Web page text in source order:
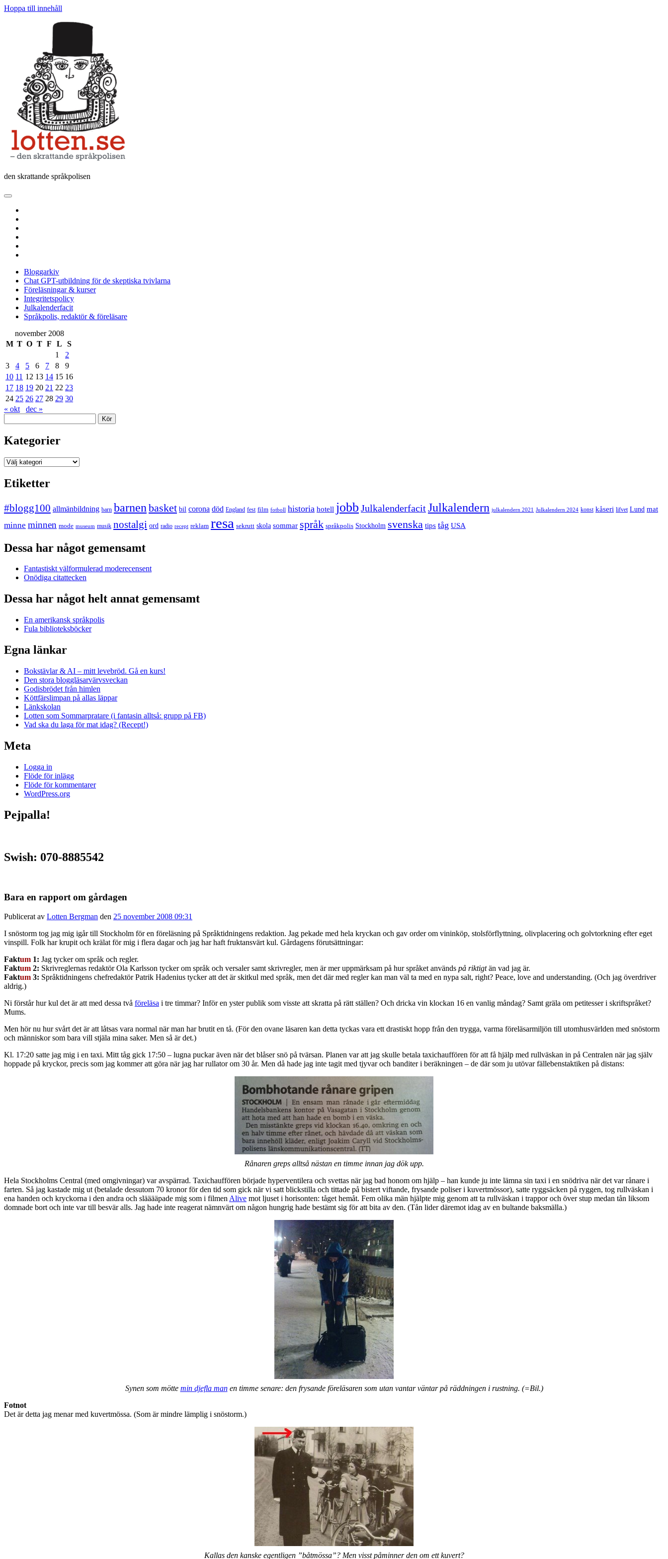
Hoppa till innehåll
den skrattande språkpolisen
öppna
meny
Bloggarkiv
Chat GPT-utbildning för de skeptiska tvivlarna
Föreläsningar & kurser
Integritetspolicy
Julkalenderfacit
Språkpolis, redaktör & föreläsare
Sidopanel
november 2008
M T O T F L
S
1
2
3
4 5 6 7 8
9
10 11 12 13 14 15 16
17 18 19 20 21 22 23
24 25 26 27 28 29 30
« okt
dec »
Kategorier
Kategorier
Etiketter
#blogg100 allmänbildning barn barnen basket bil corona död England fest film fotboll historia hotell jobb JulkalenderfacitJulkalendern julkalendern 2021 Julkalendern 2024 konst kåseri lifvet Lund mat
minne minnen mode museum musik nostalgi ord radio recept reklam resa sekrutt skola sommar språk språkpolis Stockholm svenska tips tåg USA
Dessa har något gemensamt
Fantastiskt välformulerad moderecensent
Onödiga citattecken
Dessa har något helt annat gemensamt
En amerikansk språkpolis
Fula biblioteksböcker
Egna länkar
Bokstävlar & AI – mitt levebröd. Gå en kurs!
Den stora bloggläsarvärvsveckan
Godisbrödet från himlen
Köttfärslimpan på allas läppar
Länkskolan
Lotten som Sommarpratare (i fantasin alltså: grupp på FB)
Vad ska du laga för mat idag? (Recept!)
Meta
Logga in
Flöde för inlägg
Flöde för kommentarer
WordPress.org
Pejpalla!
Swish: 070-8885542
Bara en rapport om gårdagen
Publicerat av Lotten Bergman den 25 november 2008 09:31
I snöstorm tog jag mig igår till Stockholm för en föreläsning på Språktidningens redaktion. Jag pekade med hela kryckan och gav order om vininköp, stolsförflyttning, olivplacering och golvtorkning efter eget
vinspill. Folk har krupit och krälat för mig i flera dagar och jag har haft fruktansvärt kul. Gårdagens förutsättningar:
Faktum 1: Jag tycker om språk och regler.
Faktum 2: Skrivreglernas redaktör Ola Karlsson tycker om språk och versaler samt skrivregler, men är mer uppmärksam på hur språket används på riktigtän vad jag är.
Faktum 3: Språktidningens chefredaktör Patrik Hadenius tycker att det är skitkul med språk, men det där med regler kan man väl ta med en nypa salt, right? Peace, love and understanding. (Och jag överdriver
aldrig.)
Ni förstår hur kul det är att med dessa två föreläsa i tre timmar? Inför en yster publik som visste att skratta på rätt ställen? Och dricka vin klockan 16 en vanlig måndag? Samt gräla om petitesser i skriftspråket?
Mums.
Men hör nu hur svårt det är att låtsas vara normal när man har brutit en tå. (För den ovane läsaren kan detta tyckas vara ett drastiskt hopp från den trygga, varma föreläsarmiljön till utomhusvärlden med snöstorm
och människor som bara vill stjäla mina saker. Men så är det.)
Kl. 17:20 satte jag mig i en taxi. Mitt tåg gick 17:50 – lugna puckar även när det blåser snö på tvärsan. Planen var att jag skulle betala taxichauffören för att få hjälp med rullväskan in på Centralen när jag själv
hoppade på kryckor, precis som jag kommer att göra när jag har rullator om 30 år. Men då hade jag inte tagit med tjyvar och banditer i beräkningen – de där som ju utövar fällebenstaktiken på distans:
Rånaren greps alltså nästan en timme innan jag dök upp.
Hela Stockholms Central (med omgivningar) var avspärrad. Taxichauffören började hyperventilera och svettas när jag bad honom om hjälp – han kunde ju inte lämna sin taxi i en snödriva när det var rånare i
farten. Så jag kastade mig ut (betalade dessutom 70 kronor för den tid som gick när vi satt blickstilla och tittade på bistert viftande, frysande poliser i kuvertmössor), satte ryggsäcken på ryggen, tog rullväskan i
ena handen och kryckorna i den andra och slääääpade mig som i filmen Alive mot ljuset i horisonten: tåget hemåt. Fem olika män hjälpte mig genom att ta rullväskan i trappor och över stup medan tån liksom
domnade bort och inte var till besvär alls. Jag hade inte reagerat nämnvärt om någon hungrig hade bestämt sig för att bita av den. (Tån lider däremot idag av en bultande baksmälla.)
Synen som mötte min djefla manen timme senare: den frysande föreläsaren som utan vantar väntar på räddningen i rustning. (=Bil.)
Fotnot
Det är detta jag menar med kuvertmössa. (Som är mindre lämplig i snöstorm.)
Kallas den kanske egentligen ”båtmössa”? Men visst påminner den om ett kuvert?